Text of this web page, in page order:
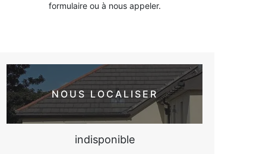
formulaire ou à nous appeler.
NOUS LOCALISER
indisponible